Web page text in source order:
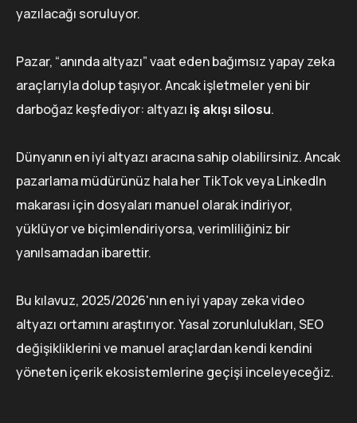
yazılacağı soruluyor.
Pazar, “anında altyazı” vaat eden bağımsız yapay zeka
araçlarıyla dolup taşıyor. Ancak işletmeler yeni bir
darboğaz keşfediyor: altyazı iş akışı silosu.
Dünyanın en iyi altyazı aracına sahip olabilirsiniz. Ancak
pazarlama müdürünüz hala her TikTok veya LinkedIn
makarası için dosyaları manuel olarak indiriyor,
yüklüyor ve biçimlendiriyorsa, verimliliğiniz bir
yanılsamadan ibarettir.
Bu kılavuz, 2025/2026'nın en iyi yapay zeka video
altyazı ortamını araştırıyor. Yasal zorunlulukları, SEO
değişikliklerini ve manuel araçlardan kendi kendini
yöneten içerik ekosistemlerine geçişi inceleyeceğiz.